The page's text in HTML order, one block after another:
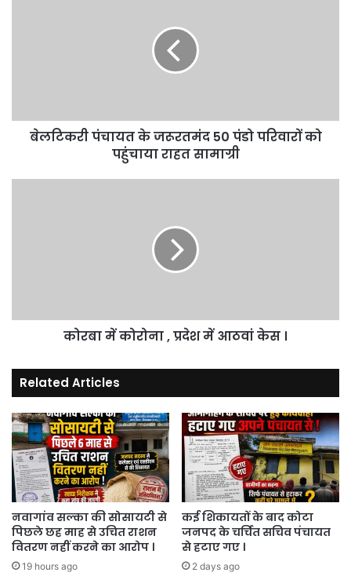
पहुंचाया
बेलटिकरी पंचायत के जरूरतमंद 50 पंडो परिवारों को
पहुंचाया राहत सामाग्री
।
कोरबा में कोरोना , प्रदेश में आठवां केस ।
Related Articles
नवागांव सल्का की सोसायटी से
पिछले छह माह से उचित राशन
वितरण नहीं करने का आरोप ।
19 hours ago
कई शिकायतों के बाद कोटा
जनपद के चर्चित सचिव पंचायत
से हटाए गए ।
2 days ago